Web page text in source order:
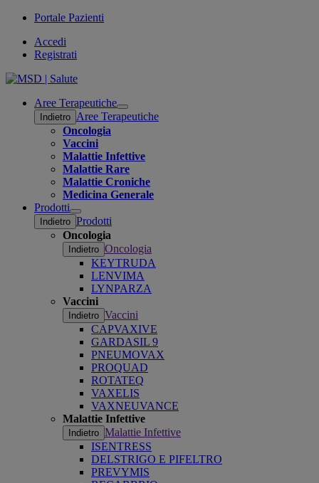
Portale Pazienti
Accedi
Registrati
Aree Terapeutiche
Open
submenu
Indietro Aree Terapeutiche
Oncologia
Vaccini
Malattie Infettive
Malattie Rare
Malattie Croniche
Medicina Generale
Prodotti
Open
submenu
Indietro Prodotti
Oncologia
Indietro Oncologia
KEYTRUDA
LENVIMA
LYNPARZA
Vaccini
Indietro Vaccini
CAPVAXIVE
GARDASIL 9
PNEUMOVAX
PROQUAD
ROTATEQ
VAXELIS
VAXNEUVANCE
Malattie Infettive
Indietro Malattie Infettive
ISENTRESS
DELSTRIGO E PIFELTRO
PREVYMIS